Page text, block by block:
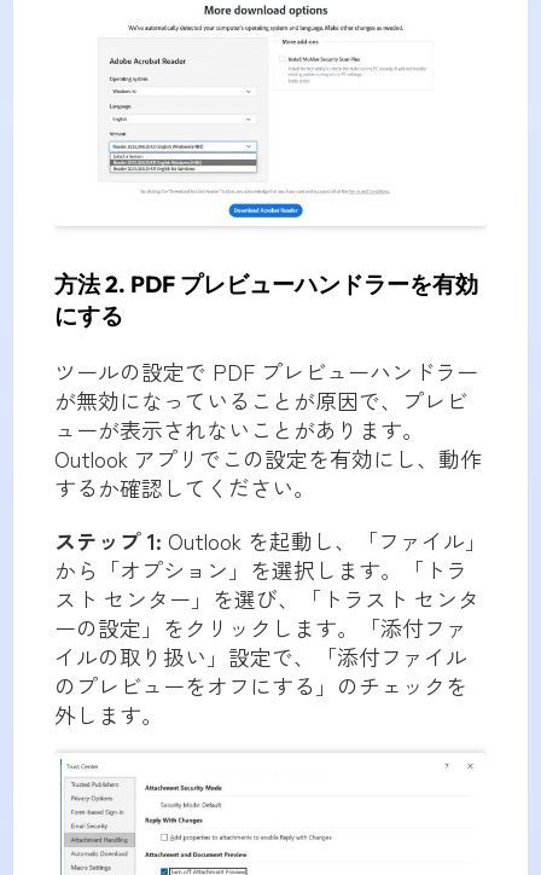
方法 2. PDF プレビューハンドラーを有効
にする
ツールの設定で PDF プレビューハンドラー
が無効になっていることが原因で、プレビ
ューが表示されないことがあります。
Outlook アプリでこの設定を有効にし、動作
するか確認してください。
ステップ 1: Outlook を起動し、「ファイル」
から「オプション」を選択します。「トラ
スト センター」を選び、「トラスト センタ
ーの設定」をクリックします。「添付ファ
イルの取り扱い」設定で、「添付ファイル
のプレビューをオフにする」のチェックを
外します。